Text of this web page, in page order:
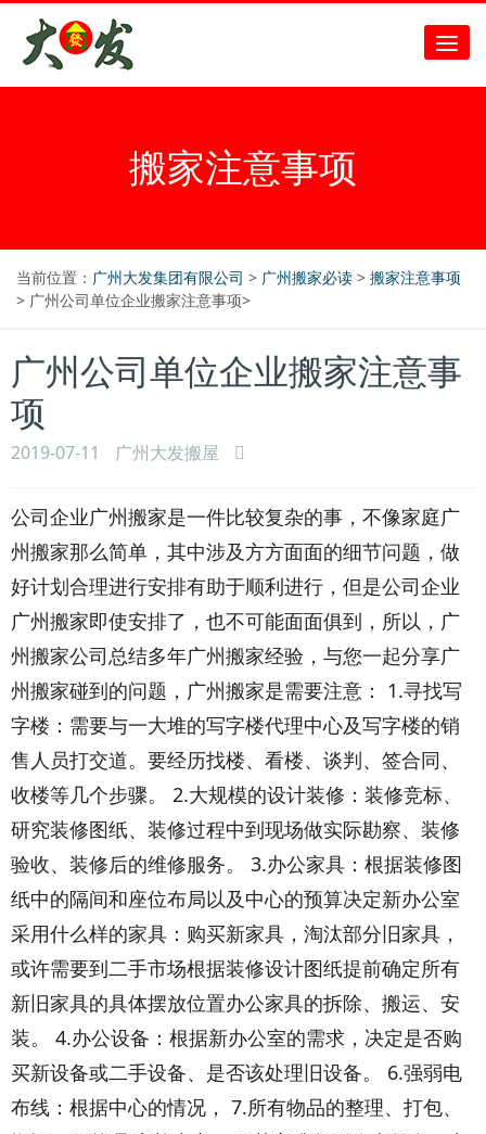
搬家注意事项
当前位置： 广州大发集团有限公司 > 广州搬家必读 > 搬家注意事项
> 广州公司单位企业搬家注意事项>
广州公司单位企业搬家注意事
项
2019-07-11 广州大发搬屋
公司企业广州搬家是一件比较复杂的事，不像家庭广
州搬家那么简单，其中涉及方方面面的细节问题，做
好计划合理进行安排有助于顺利进行，但是公司企业
广州搬家即使安排了，也不可能面面俱到，所以，广
州搬家公司总结多年广州搬家经验，与您一起分享广
州搬家碰到的问题，广州搬家是需要注意： 1.寻找写
字楼：需要与一大堆的写字楼代理中心及写字楼的销
售人员打交道。要经历找楼、看楼、谈判、签合同、
收楼等几个步骤。 2.大规模的设计装修：装修竞标、
研究装修图纸、装修过程中到现场做实际勘察、装修
验收、装修后的维修服务。 3.办公家具：根据装修图
纸中的隔间和座位布局以及中心的预算决定新办公室
采用什么样的家具：购买新家具，淘汰部分旧家具，
或许需要到二手市场根据装修设计图纸提前确定所有
新旧家具的具体摆放位置办公家具的拆除、搬运、安
装。 4.办公设备：根据新办公室的需求，决定是否购
买新设备或二手设备、是否该处理旧设备。 6.强弱电
布线：根据中心的情况， 7.所有物品的整理、打包、